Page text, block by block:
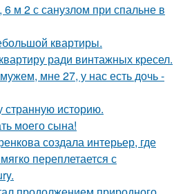
6 м 2 с санузлом при спальне в
квартиры.
ради винтажных кресел.
мне 27, у нас есть дочь -
странную историю.
моего сына!
создала интерьер, где
переплетается с